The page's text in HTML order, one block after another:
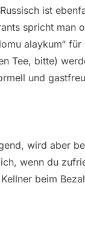
ist
spricht man
alaykum“
Tee, bitte)
und
wird aber
wenn du
beim